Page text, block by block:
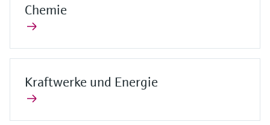
Chemie
Kraftwerke und Energie